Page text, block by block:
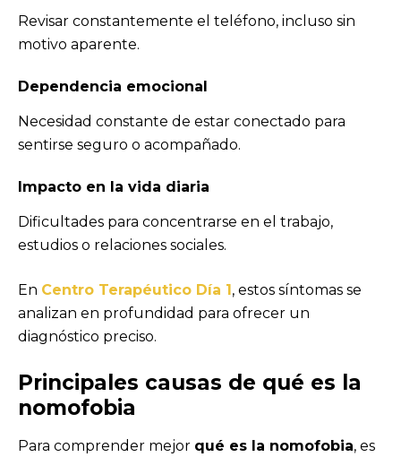
Revisar constantemente el teléfono, incluso sin
motivo aparente.
Dependencia emocional
Necesidad constante de estar conectado para
sentirse seguro o acompañado.
Impacto en la vida diaria
Dificultades para concentrarse en el trabajo,
estudios o relaciones sociales.
En Centro Terapéutico Día 1, estos síntomas se
analizan en profundidad para ofrecer un
diagnóstico preciso.
Principales causas de qué es la
nomofobia
Para comprender mejor qué es la nomofobia, es